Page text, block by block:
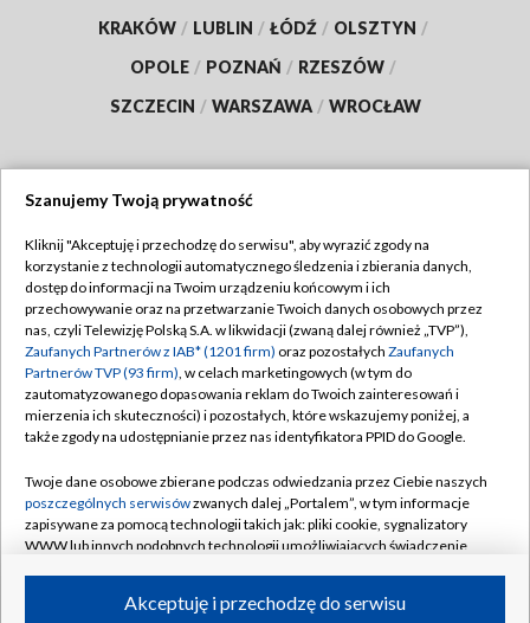
KRAKÓW / LUBLIN / ŁÓDŹ / OLSZTYN /
OPOLE / POZNAŃ / RZESZÓW /
SZCZECIN / WARSZAWA / WROCŁAW
TVP
Abonament TVP
Emisja w TVP
Centrum informacji TVP
Naziemna Telewizja Cyfrowa
Rada Programowa
System NOS
Informacje o nadawcy
Program dla prasy
Regulamin TVP
Polityka prywatności
Moje zgody
Pomoc
Kontakt
Kanały
Szanujemy Twoją prywatność
Kliknij "Akceptuję i przechodzę do serwisu", aby wyrazić zgody na
korzystanie z technologii automatycznego śledzenia i zbierania danych,
dostęp do informacji na Twoim urządzeniu końcowym i ich
przechowywanie oraz na przetwarzanie Twoich danych osobowych przez
nas, czyli Telewizję Polską S.A. w likwidacji (zwaną dalej również „TVP”),
Zaufanych Partnerów z IAB* (1201 firm) oraz pozostałych Zaufanych
Partnerów TVP (93 firm), w celach marketingowych (w tym do
zautomatyzowanego dopasowania reklam do Twoich zainteresowań i
mierzenia ich skuteczności) i pozostałych, które wskazujemy poniżej, a
także zgody na udostępnianie przez nas identyfikatora PPID do Google.
Twoje dane osobowe zbierane podczas odwiedzania przez Ciebie naszych
poszczególnych serwisówzwanych dalej „Portalem”, w tym informacje
zapisywane za pomocą technologii takich jak: pliki cookie, sygnalizatory
WWW lub innych podobnych technologii umożliwiających świadczenie
ruchu w Internecie.Akceptuję i przechodzę do serwisu